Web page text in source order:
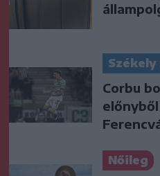
Corbu
Nőileg